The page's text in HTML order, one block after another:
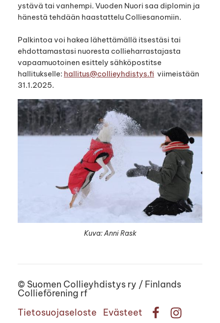
ystävä tai vanhempi. Vuoden Nuori saa diplomin ja
hänestä tehdään haastattelu Colliesanomiin.
Palkintoa voi hakea lähettämällä itsestäsi tai
ehdottamastasi nuoresta collieharrastajasta
vapaamuotoinen esittely sähköpostitse
hallitukselle: hallitus@collieyhdistys.fi viimeistään
31.1.2025.
Kuva: Anni Rask
© Suomen Collieyhdistys ry / Finlands
Collieförening rf
Tietosuojaseloste
Evästeet